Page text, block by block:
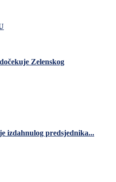
Zelenskog
izdahnulog predsjednika...